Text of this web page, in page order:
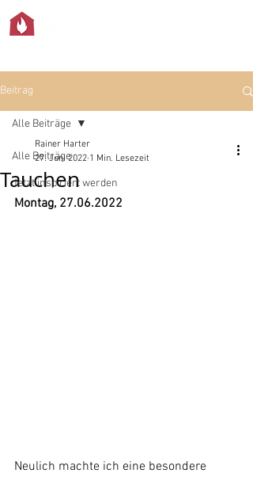
Beitrag
Alle Beiträge
Jetzt inspiriert werden
Alle Beiträge
Tauchen
Rainer Harter
27. Juni 2022 1 Min. Lesezeit
Montag, 27.06.2022
Neulich machte ich eine besondere